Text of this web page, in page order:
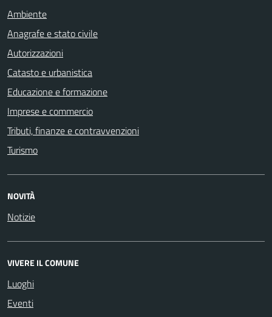
Ambiente
Anagrafe e stato civile
Autorizzazioni
Catasto e urbanistica
Educazione e formazione
Imprese e commercio
Tributi, finanze e contravvenzioni
Turismo
NOVITÀ
Notizie
VIVERE IL COMUNE
Luoghi
Eventi